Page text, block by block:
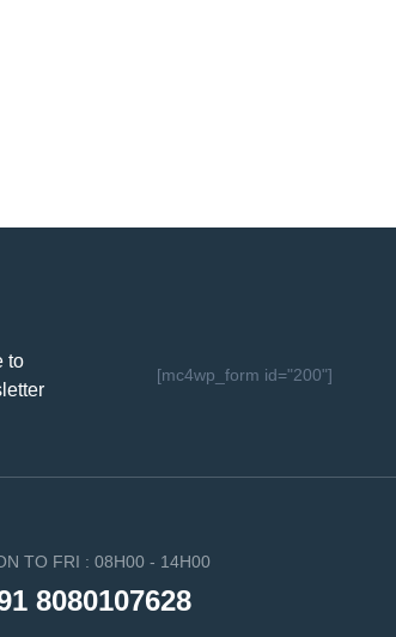
to
[mc4wp_form id="200"]
TO FRI : 08H00 - 14H00
8080107628